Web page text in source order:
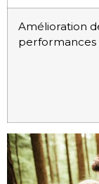
Amélioration
performances